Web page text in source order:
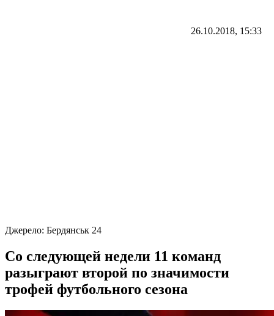
26.10.2018, 15:33
Джерело: Бердянськ 24
Со следующей недели 11 команд
разыграют второй по значимости
трофей футбольного сезона